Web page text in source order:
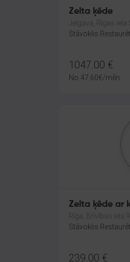
Zelta ķēde
Jelgava, Rīgas iela
Stāvoklis
1047.00 €
No 47.60€/mēn.
Zelta ķēde ar
Rīga, Brīvības iela
Stāvoklis
239.00 €